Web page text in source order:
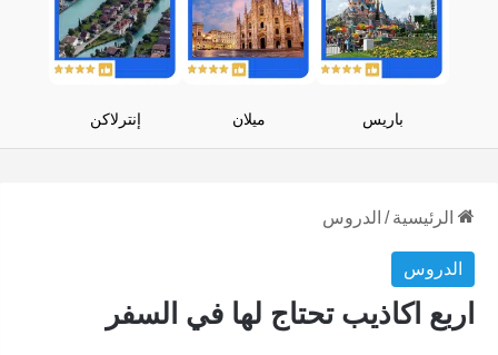
باريس ميلان إنترلاكن
الرئيسية / الدروس
الدروس
اربع اكاذيب تحتاج لها في السفر